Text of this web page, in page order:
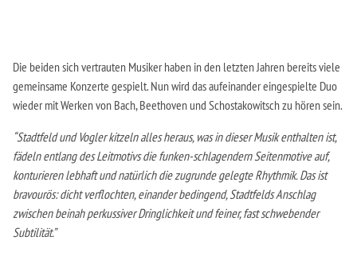
Die beiden sich vertrauten Musiker haben in den letzten Jahren bereits viele
gemeinsame Konzerte gespielt. Nun wird das aufeinander eingespielte Duo
wieder mit Werken von Bach, Beethoven und Schostakowitsch zu hören sein.
“Stadtfeld und Vogler kitzeln alles heraus, was in dieser Musik enthalten ist,
fädeln entlang des Leitmotivs die funken-schlagendern Seitenmotive auf,
konturieren lebhaft und natürlich die zugrunde gelegte Rhythmik. Das ist
bravourös: dicht verflochten, einander bedingend, Stadtfelds Anschlag
zwischen beinah perkussiver Dringlichkeit und feiner, fast schwebender
Subtilität.”